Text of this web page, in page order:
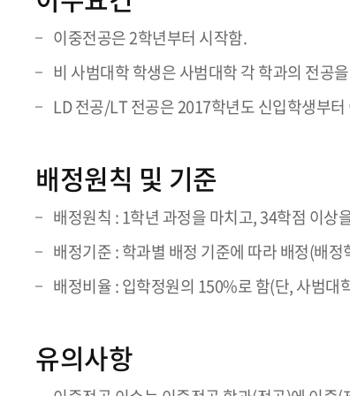
이중전공은 2학년부터 시작함.
비 사범대학 학생은 사범대학 각 학과의 전공
LD 전공/LT 전공은 2017학년도 신입학생부
배정원칙 및 기준
배정원칙 : 1학년 과정을 마치고, 34학점 이상
배정기준 : 학과별 배정 기준에 따라 배정(배
배정비율 : 입학정원의 150%로 함(단, 사범대
유의사항